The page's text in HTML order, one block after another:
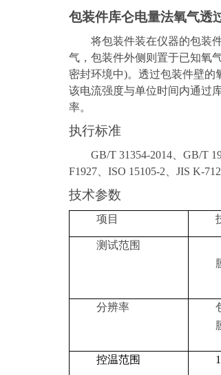
包装件库仑电量法氧气透
将包装件装在仪器的包装
气，包装件外侧则置于已知氧
密封环境中)。透过包装件壁的
该电流强度与单位时间内通过
率。
执行标准
GB/T 31354-2014
GB/T
F1927、ISO 15105-2、JIS K-
技术参数
项目
测试范围
分辨率
控温范围